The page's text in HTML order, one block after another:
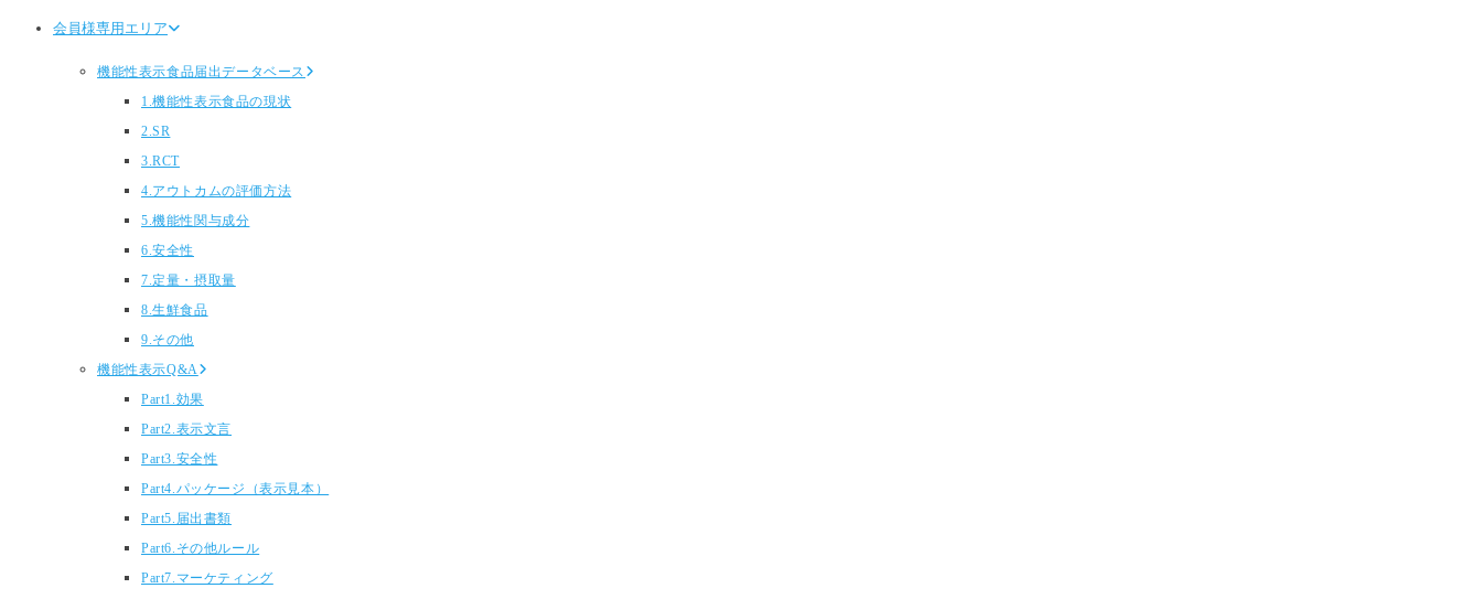
会員様専用エリア
機能性表示食品届出データベース
1.機能性表示食品の現状
2.SR
3.RCT
4.アウトカムの評価方法
5.機能性関与成分
6.安全性
7.定量・摂取量
8.生鮮食品
9.その他
機能性表示Q&A
Part1.効果
Part2.表示文言
Part3.安全性
Part4.パッケージ（表示見本）
Part5.届出書類
Part6.その他ルール
Part7.マーケティング